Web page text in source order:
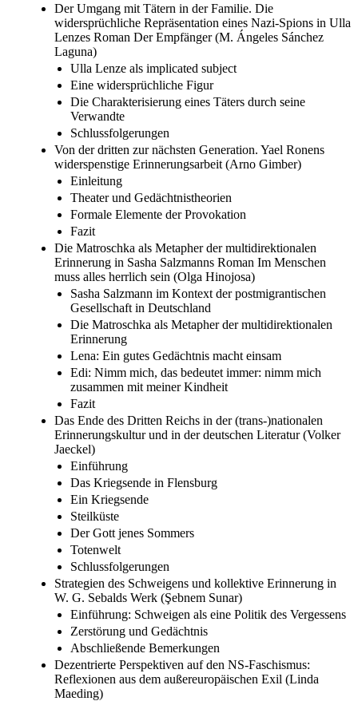
Der Umgang mit Tätern in der Familie. Die
widersprüchliche Repräsentation eines Nazi-Spions in Ulla
Lenzes Roman Der Empfänger (M. Ángeles Sánchez
Laguna)
Ulla Lenze als implicated subject
Eine widersprüchliche Figur
Die Charakterisierung eines Täters durch seine
Verwandte
Schlussfolgerungen
Von der dritten zur nächsten Generation. Yael Ronens
widerspenstige Erinnerungsarbeit (Arno Gimber)
Einleitung
Theater und Gedächtnistheorien
Formale Elemente der Provokation
Fazit
Die Matroschka als Metapher der multidirektionalen
Erinnerung in Sasha Salzmanns Roman Im Menschen
muss alles herrlich sein (Olga Hinojosa)
Sasha Salzmann im Kontext der postmigrantischen
Gesellschaft in Deutschland
Die Matroschka als Metapher der multidirektionalen
Erinnerung
Lena: Ein gutes Gedächtnis macht einsam
Edi: Nimm mich, das bedeutet immer: nimm mich
zusammen mit meiner Kindheit
Fazit
Das Ende des Dritten Reichs in der (trans-)nationalen
Erinnerungskultur und in der deutschen Literatur (Volker
Jaeckel)
Einführung
Das Kriegsende in Flensburg
Ein Kriegsende
Steilküste
Der Gott jenes Sommers
Totenwelt
Schlussfolgerungen
Strategien des Schweigens und kollektive Erinnerung in
W. G. Sebalds Werk (Şebnem Sunar)
Einführung: Schweigen als eine Politik des Vergessens
Zerstörung und Gedächtnis
Abschließende Bemerkungen
Dezentrierte Perspektiven auf den NS-Faschismus:
Reflexionen aus dem außereuropäischen Exil (Linda
Maeding)